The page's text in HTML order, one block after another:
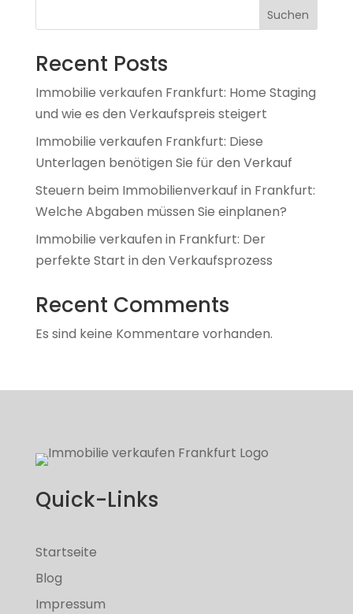
Suchen
Recent Posts
Immobilie verkaufen Frankfurt: Home Staging
und wie es den Verkaufspreis steigert
Immobilie verkaufen Frankfurt: Diese
Unterlagen benötigen Sie für den Verkauf
Steuern beim Immobilienverkauf in Frankfurt:
Welche Abgaben müssen Sie einplanen?
Immobilie verkaufen in Frankfurt: Der
perfekte Start in den Verkaufsprozess
Recent Comments
Es sind keine Kommentare vorhanden.
Quick-Links
Startseite
Blog
Impressum